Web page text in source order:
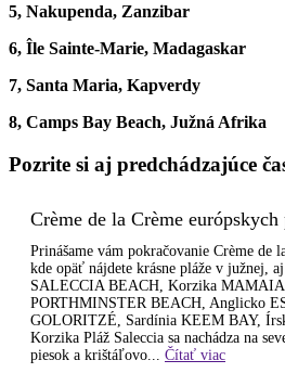
5, Nakupenda, Zanzibar
6, Île Sainte-Marie, Madagaskar
7, Santa Maria, Kapverdy
8, Camps Bay Beach, Južná Afrika
Pozrite si aj predchádzajúce
Crème de la Crème
Prinášame vám pokračovanie Crème de
kde opäť nájdete krásne pláže v južnej,
SALECCIA BEACH, Korzika MAMAIA
PORTHMINSTER BEACH, Anglicko
GOLORITZÉ, Sardínia KEEM BAY,
Korzika Pláž Saleccia sa nachádza na
piesok a krištáľovo... Čítať viac